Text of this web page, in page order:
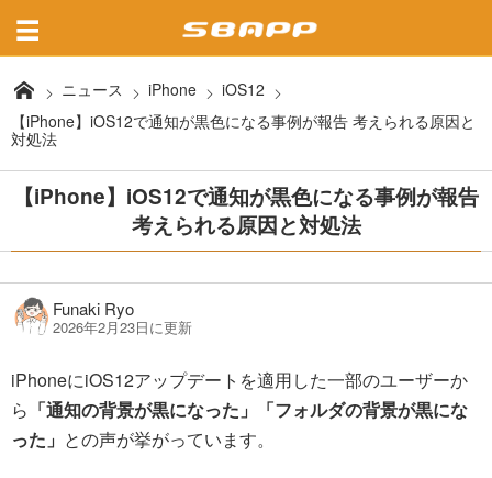
ニュース iPhone
iOS12
【iPhone】iOS12で通知が黒色になる事例が報告 考えられる原因と
対処法
【iPhone】iOS12で通知が黒色になる事例が報告
考えられる原因と対処法
Funaki Ryo
2026年2月23日に更新
iPhoneにiOS12アップデートを適用した一部のユーザーか
ら 「通知の背景が黒になった」
「フォルダの背景が黒にな
った」 との声が挙がっています。